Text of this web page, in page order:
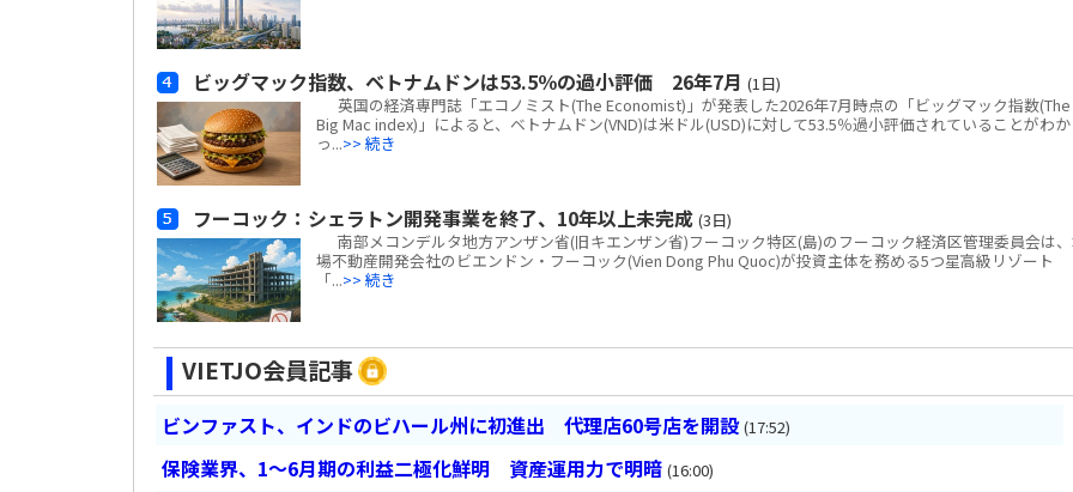
ビッグマック指数、ベトナムドンは53.5％の過小評価 26年7月 (1日)
英国の経済専門誌「エコノミスト(The Economist)」が発表した2026年7月時点の「ビッグマック指数(The
Big Mac index)」によると、ベトナムドン(VND)は米ドル(USD)に対して53.5％過小評価されていることがわか
っ...>> 続き
フーコック：シェラトン開発事業を終了、10年以上未完成 (3日)
南部メコンデルタ地方アンザン省(旧キエンザン省)フーコック特区(島)のフーコック経済区管理委員会は
場不動産開発会社のビエンドン・フーコック(Vien Dong Phu Quoc)が投資主体を務める5つ星高級リゾート
「...>> 続き
VIETJO会員記事
ビンファスト、インドのビハール州に初進出 代理店60号店を開設 (17:52)
保険業界、1～6月期の利益二極化鮮明 資産運用力で明暗 (16:00)